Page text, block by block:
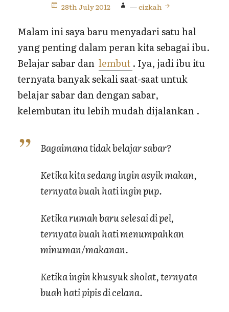
28th July 2012 —cizkah
Malam ini saya baru menyadari satu hal
yang penting dalam peran kita sebagai ibu.
Belajar sabar danlembut . Iya, jadi ibu itu
ternyata banyak sekali saat-saat untuk
belajar sabar dan dengan sabar,
kelembutan itu lebih mudah dijalankan .
Bagaimana tidak belajar sabar?
Ketika kita sedang ingin asyik makan,
ternyata buah hati ingin pup.
Ketika rumah baru selesai di pel,
ternyata buah hati menumpahkan
minuman/makanan.
Ketika ingin khusyuk sholat, ternyata
buah hati pipis di celana.